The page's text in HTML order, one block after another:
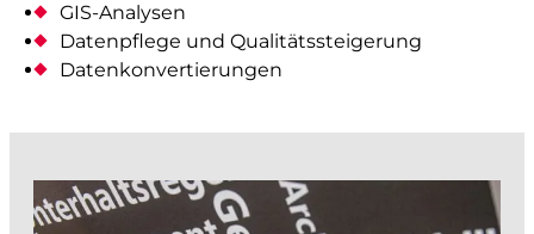
Beweissicherung
Werkinformationen
prüfen und kontrollieren
GIS-Analysen
Datenpflege und Qualitätssteigerung
Datenkonvertierungen